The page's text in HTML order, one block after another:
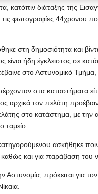
κατόπιν διάταξης της
τις φωτογραφίες 44χρονου
στη δημοσιότητα και
είναι ήδη έγκλειστος σε
στο Αστυνομικό
στα καταστήματα
αρχικά τον πελάτη
στο κατάστημα, με την
ταμείο.
ασκήθηκε
και για παράβαση του
Αστυνομία, πρόκειται για